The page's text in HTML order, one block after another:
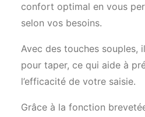
confort optimal en vous
selon vos besoins.
Avec des touches souples,
pour taper, ce qui aide à
l’efficacité de votre saisie.
Grâce à la fonction